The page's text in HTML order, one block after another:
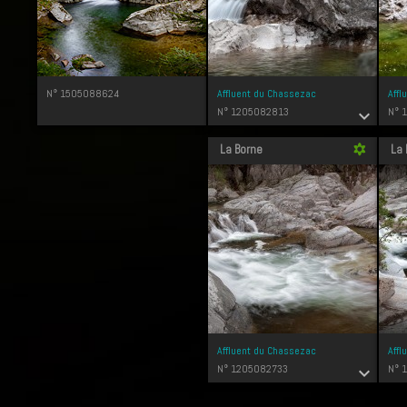
N° 1505088624
expand_more
Affluent du Chassezac
N° 1205082813
N°
filter_vintage
La Borne
expand_more
Affluent du Chassezac
N° 1205082733
La
N°